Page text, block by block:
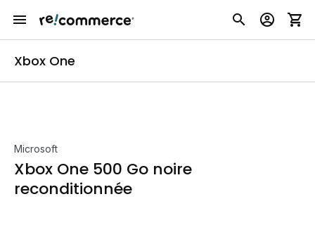
Xbox One
Microsoft
Xbox One 500 Go noire
reconditionnée